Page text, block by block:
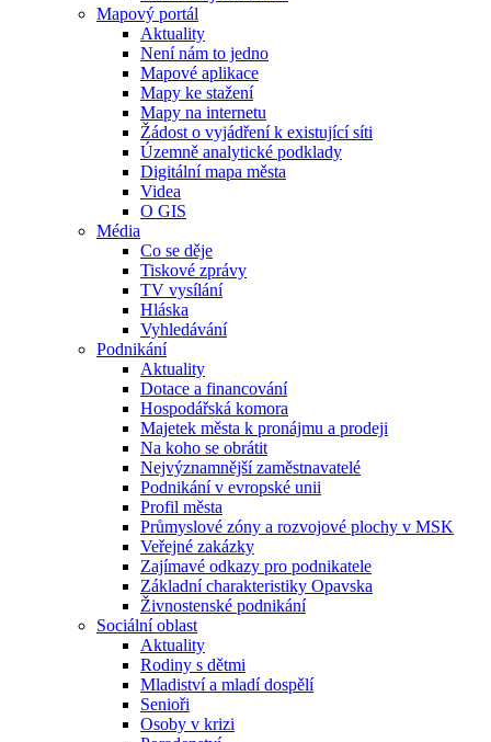
Mapový portál
Aktuality
Není nám to jedno
Mapové aplikace
Mapy ke stažení
Mapy na internetu
Žádost o vyjádření k existující síti
Územně analytické podklady
Digitální mapa města
Videa
O GIS
Média
Co se děje
Tiskové zprávy
TV vysílání
Hláska
Vyhledávání
Podnikání
Aktuality
Dotace a financování
Hospodářská komora
Majetek města k pronájmu a prodeji
Na koho se obrátit
Nejvýznamnější zaměstnavatelé
Podnikání v evropské unii
Profil města
Průmyslové zóny a rozvojové plochy v MSK
Veřejné zakázky
Zajímavé odkazy pro podnikatele
Základní charakteristiky Opavska
Živnostenské podnikání
Sociální oblast
Aktuality
Rodiny s dětmi
Mladiství a mladí dospělí
Senioři
Osoby v krizi